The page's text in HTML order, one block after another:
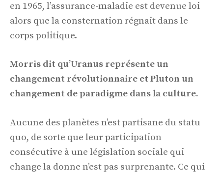
en 1965, l’assurance-maladie est devenue loi
alors que la consternation régnait dans le
corps politique.
Morris dit qu’Uranus représente un
changement révolutionnaire et Pluton un
changement de paradigme dans la culture.
Aucune des planètes n’est partisane du statu
quo, de sorte que leur participation
consécutive à une législation sociale qui
change la donne n’est pas surprenante. Ce qui